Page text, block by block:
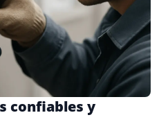
confiables y